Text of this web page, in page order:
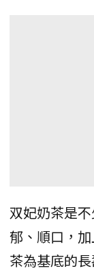
双妃奶茶是
郁、順口，
茶為基底的